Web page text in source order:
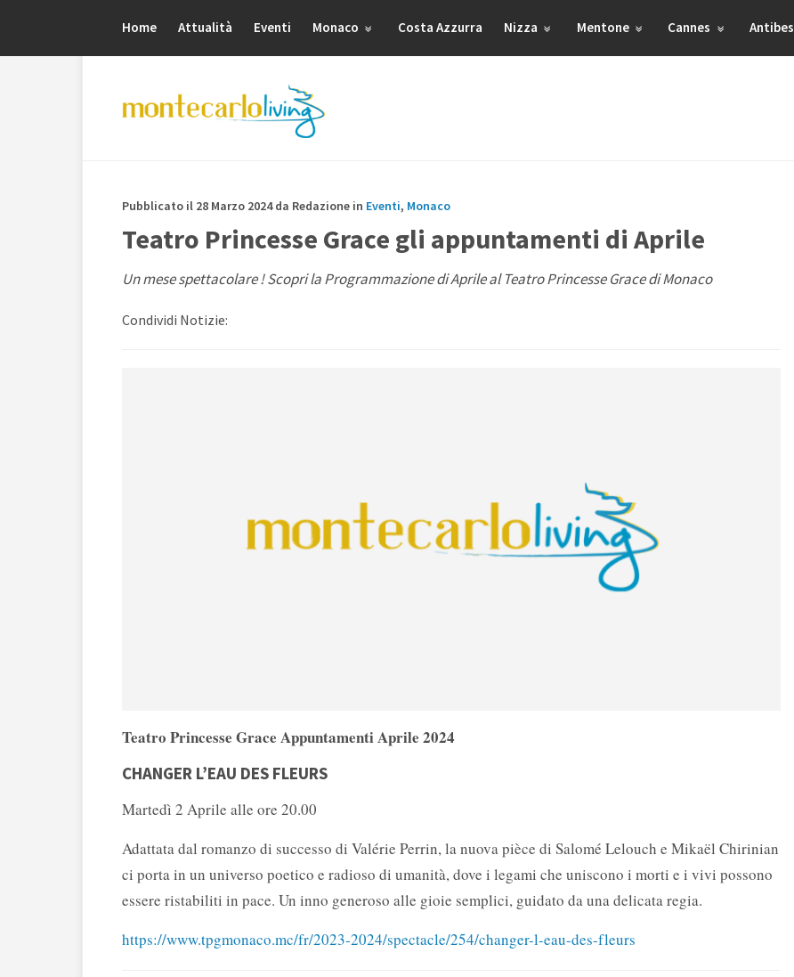
Home Attualità Eventi Monaco Costa Azzurra Nizza Mentone Cannes Antibes
Pubblicato il 28 Marzo 2024 da Redazione in Eventi, Monaco
Teatro Princesse Grace gli appuntamenti di Aprile
Un mese spettacolare ! Scopri la Programmazione di Aprile al Teatro Princesse Grace di Monaco
Condividi Notizie:
Teatro Princesse Grace Appuntamenti Aprile 2024
CHANGER L’EAU DES FLEURS
Martedì 2 Aprile alle ore 20.00
Adattata dal romanzo di successo di Valérie Perrin, la nuova pièce di Salomé Lelouch e Mikaël Chirinian
ci porta in un universo poetico e radioso di umanità, dove i legami che uniscono i morti e i vivi possono
essere ristabiliti in pace. Un inno generoso alle gioie semplici, guidato da una delicata regia.
https://www.tpgmonaco.mc/fr/2023-2024/spectacle/254/changer-l-eau-des-fleurs